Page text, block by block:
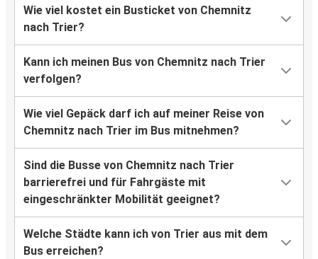
Wie viel kostet ein Busticket von Chemnitz
nach Trier?
Kann ich meinen Bus von Chemnitz nach Trier
verfolgen?
Wie viel Gepäck darf ich auf meiner Reise von
Chemnitz nach Trier im Bus mitnehmen?
Sind die Busse von Chemnitz nach Trier
barrierefrei und für Fahrgäste mit
eingeschränkter Mobilität geeignet?
Welche Städte kann ich von Trier aus mit dem
Bus erreichen?